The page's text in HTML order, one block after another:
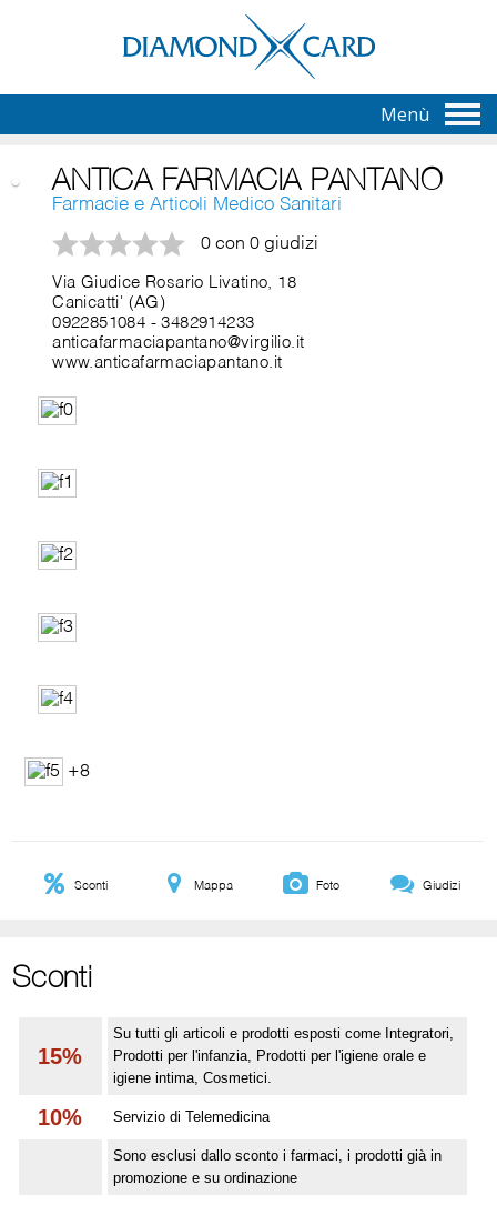
Menù
ANTICA FARMACIA PANTANO
Farmacie e Articoli Medico Sanitari
0 con 0 giudizi
Via Giudice Rosario Livatino, 18
Canicatti' (AG)
0922851084 -3482914233
anticafarmaciapantano@virgilio.it
www.anticafarmaciapantano.it
+8
Sconti Mappa Foto Giudizi
Sconti
15%
Su tutti gli articoli e prodotti esposti come Integratori,
Prodotti per l'infanzia, Prodotti per l'igiene orale e
igiene intima, Cosmetici.
10% Servizio di Telemedicina
Sono esclusi dallo sconto i farmaci, i prodotti già in
promozione e su ordinazione